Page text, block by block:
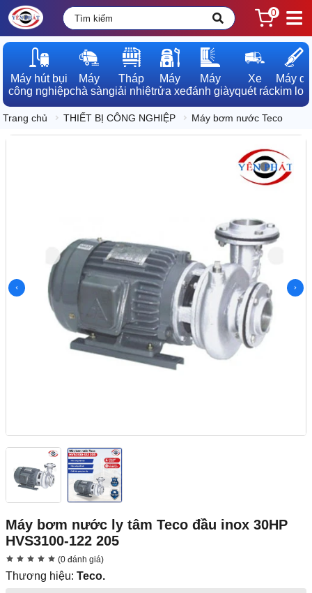
0
Máy hút bụi
công nghiệp
Máy
chà sàn
Tháp
giải nhiệt
Máy
rửa xe
Máy
đánh giày
Xe
quét rác
Máy dò
kim loại
Trang chủ THIẾT BỊ CÔNG NGHIỆP Máy bơm nước Teco
Máy bơm nước ly tâm Teco đầu inox 30HP
HVS3100-122 205
(0 đánh giá)
Thương hiệu: Teco.